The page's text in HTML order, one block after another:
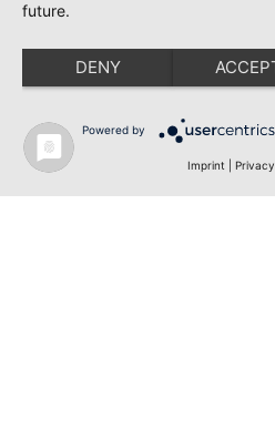
future.
DENY
Powered by
Imprint